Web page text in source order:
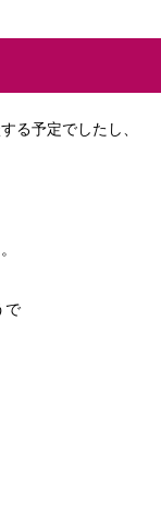
る予定でしたし、
で